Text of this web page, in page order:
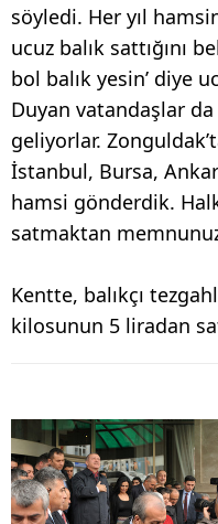
söyledi. Her yıl
ucuz balık sattığını
bol balık yesin’ diye
Duyan vatandaşlar
geliyorlar.
İstanbul, Bursa,
hamsi gönderdik.
satmaktan
Kentte, balıkçı
kilosunun 5 liradan